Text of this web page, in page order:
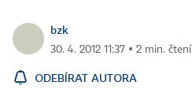
bzk
30. 4. 2012 11:37 ▪ 2 min. čtení
ODEBÍRAT AUTORA